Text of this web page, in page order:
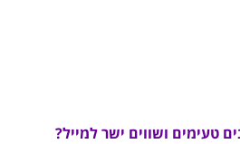
טעימים ושווים ישר למייל?